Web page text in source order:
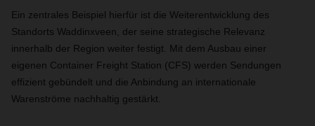
Ein zentrales Beispiel hierfür ist die Weiterentwicklung des
Standorts Waddinxveen, der seine strategische Relevanz
innerhalb der Region weiter festigt. Mit dem Ausbau einer
eigenen Container Freight Station (CFS) werden Sendungen
effizient gebündelt und die Anbindung an internationale
Warenströme nachhaltig gestärkt.